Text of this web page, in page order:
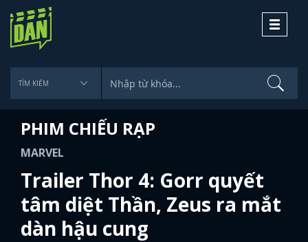
Toggle
PHIM CHIẾU RẠP
MARVEL
Trailer Thor 4: Gorr quyết
tâm diệt Thần, Zeus ra mắt
dàn hậu cung